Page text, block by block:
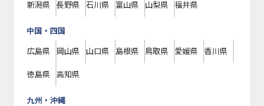
新潟県 長野県 石川県 富山県 山梨県 福井県
中国・四国
広島県 岡山県 山口県 島根県 鳥取県 愛媛県 香川県
徳島県 高知県
九州・沖縄